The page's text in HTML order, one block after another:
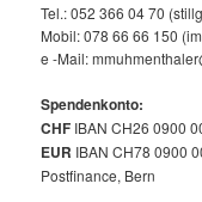
Tel.: 052 366 04 70
Mobil: 078 66 66 150
e -Mail:
Spendenkonto:
CHF IBAN CH26 0900
EUR IBAN CH78 0900
Postfinance, Bern